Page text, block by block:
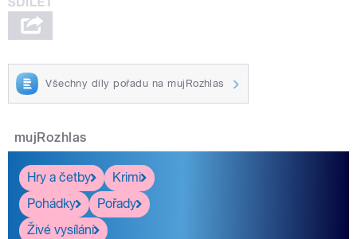
Všechny díly pořadu na mujRozhlas
mujRozhlas
Hry a četby
Krimi
Pohádky
Pořady
Živé vysílání